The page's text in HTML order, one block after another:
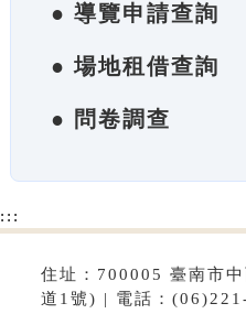
● 導覽申請查詢
● 場地租借查詢
● 問卷調查
:::
住址：700005 臺南市
道1號) | 電話：